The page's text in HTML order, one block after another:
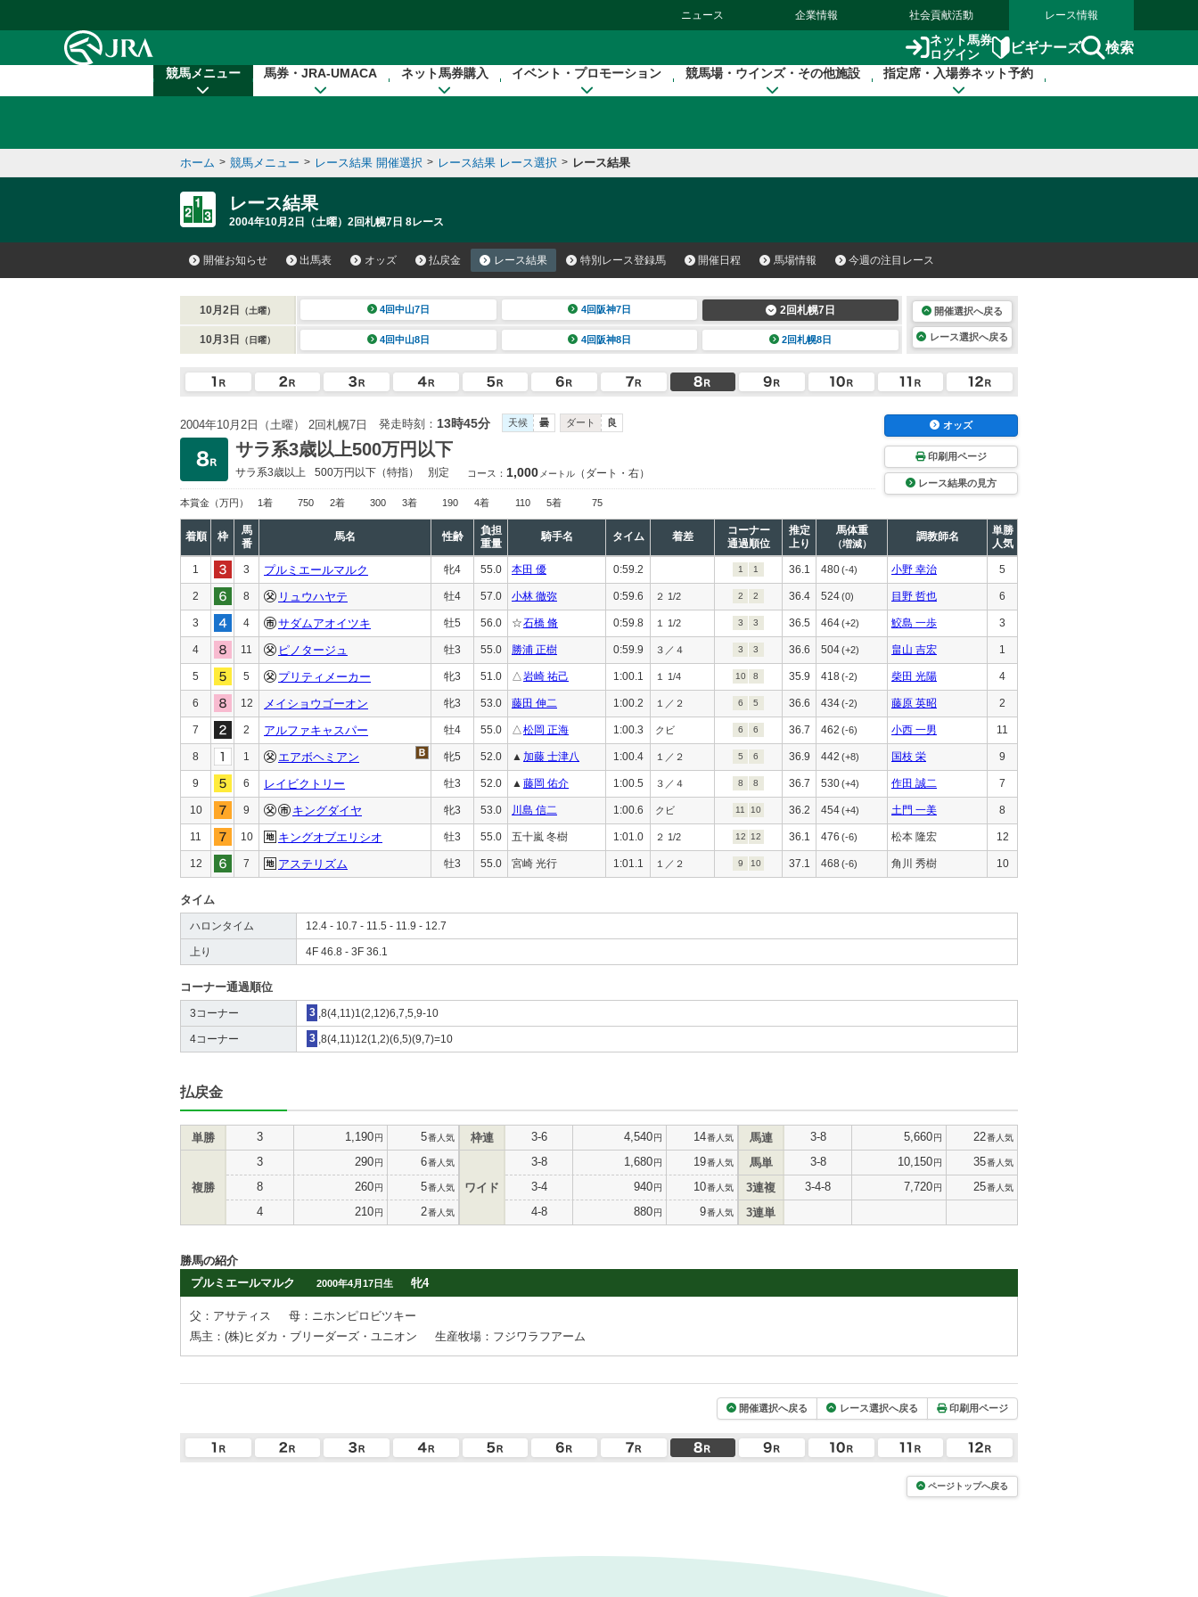
ニュース 企業情報 社会貢献活動 レース情報
ネット馬券
ログイン
ビギナーズ 検索
競馬メニュー 馬券・JRA-UMACA ネット馬券購入 イベント・プロモーション 競馬場・ウインズ・その他施設 指定席・入場券ネット予約
ホーム > 競馬メニュー > レース結果 開催選択 > レース結果 レース選択 > レース結果
レース結果
2004年10月2日（土曜）2回札幌7日 8レース
開催お知らせ 出馬表 オッズ 払戻金 レース結果 特別レース登録馬 開催日程 馬場情報 今週の注目レース
10月2日 （土曜） 4回中山7日 4回阪神7日 2回札幌7日
10月3日 （日曜） 4回中山8日 4回阪神8日 2回札幌8日
開催選択へ戻る
レース選択へ戻る
2004年10月2日（土曜） 2回札幌7日 発走時刻： 13時45分 天候 曇 ダート 良
サラ系3歳以上500万円以下
サラ系3歳以上 500万円以下 （特指） 別定 コース： 1,000 メートル （ダート・右）
本賞金 （万円） 1着 750 2着 300 3着 190 4着 110 5着 75
オッズ
印刷用ページ
レース結果の見方
着順 枠
馬
番
馬名 性齢
負担
重量
騎手名 タイム 着差
コーナー
通過順位
推定
上り
馬体重
（増減）
調教師名
単勝
人気
1 3 プルミエールマルク 牝4 55.0 本田 優 0:59.2 1 1 36.1 480(-4) 小野 幸治 5
2 8 リュウハヤテ 牡4 57.0 小林 徹弥 0:59.6 ２ 1/2 2 2 36.4 524(0) 目野 哲也 6
3 4 サダムアオイツキ 牡5 56.0 ☆石橋 脩 0:59.8 １ 1/2 3 3 36.5 464(+2) 鮫島 一歩 3
4 11 ピノタージュ 牡3 55.0 勝浦 正樹 0:59.9 ３／４ 3 3 36.6 504(+2) 畠山 吉宏 1
5 5 プリティメーカー 牝3 51.0 △岩崎 祐己 1:00.1 １ 1/4 10 8 35.9 418(-2) 柴田 光陽 4
6 12 メイショウゴーオン 牝3 53.0 藤田 伸二 1:00.2 １／２ 6 5 36.6 434(-2) 藤原 英昭 2
7 2 アルファキャスパー 牡4 55.0 △松岡 正海 1:00.3 クビ 6 6 36.7 462 (-6) 小西 一男 11
8 1 エアボヘミアン 牝5 52.0 ▲ 加藤 士津八 1:00.4 １／２ 5 6 36.9 442 (+8) 国枝 栄 9
9 6 レイビクトリー 牡3 52.0 ▲ 藤岡 佑介 1:00.5 ３／４ 8 8 36.7 530(+4) 作田 誠二 7
10 9 キングダイヤ 牝3 53.0 川島 信二 1:00.6 クビ 11 10 36.2 454(+4) 土門 一美 8
11 10 キングオブエリシオ 牡3 55.0 五十嵐 冬樹 1:01.0 ２ 1/2 12 12 36.1 476 (-6) 松本 隆宏 12
12 7 アステリズム 牡3 55.0 宮崎 光行 1:01.1 １／２ 9 10 37.1 468 (-6) 角川 秀樹 10
タイム
ハロンタイム 12.4 - 10.7 - 11.5 - 11.9 - 12.7
上り 4F 46.8 - 3F 36.1
コーナー通過順位
3コーナー 3 ,8(4,11)1(2,12)6,7,5,9-10
4コーナー 3 ,8(4,11)12(1,2)(6,5)(9,7)=10
払戻金
単勝 3 1,190円 5番人気
複勝
3 290円 6番人気
8 260円 5番人気
4 210円 2番人気
枠連 3-6 4,540円 14番人気
ワイド
3-8 1,680円 19番人気
3-4 940円 10番人気
4-8 880円 9番人気
馬連 3-8 5,660円 22番人気
馬単 3-8 10,150円 35番人気
3連複 3-4-8 7,720円 25番人気
3連単
勝馬の紹介
プルミエールマルク
2000年4月17日生 牝4
父：アサティス
母：ニホンピロビツキー
馬主：(株)ヒダカ・ブリーダーズ・ユニオン
生産牧場：フジワラフアーム
開催選択へ戻る レース選択へ戻る 印刷用ページ
ページトップへ戻る